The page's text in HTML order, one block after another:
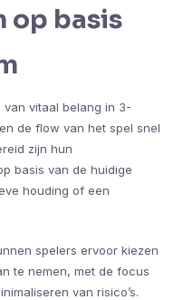
op basis
vitaal belang in 3-
de flow van het spel snel
zijn hun
basis van de huidige
houding of een
spelers ervoor kiezen
te nemen, met de focus
van risico’s.